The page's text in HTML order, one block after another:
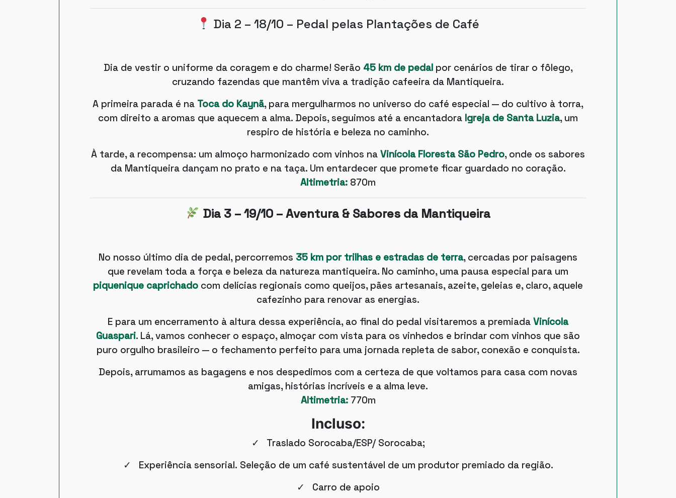
Dia 2 – 18/10 – Pedal pelas Plantações de Café
Dia de vestir o uniforme da coragem e do charme! Serão 45 km de pedalpor cenários de tirar o fôlego,
cruzando fazendas que mantêm viva a tradição cafeeira da Mantiqueira.
A primeira parada é na Toca do Kaynã, para mergulharmos no universo do café especial — do cultivo à torra,
com direito a aromas que aquecem a alma. Depois, seguimos até a encantadora Igreja de Santa Luzia, um
respiro de história e beleza no caminho.
À tarde, a recompensa: um almoço harmonizado com vinhos na Vinícola Floresta São Pedro, onde os sabores
da Mantiqueira dançam no prato e na taça. Um entardecer que promete ficar guardado no coração.
Altimetria: 870m
Dia 3 – 19/10 – Aventura & Sabores da Mantiqueira
No nosso último dia de pedal, percorremos 35 km por trilhas e estradas de terra, cercadas por paisagens
que revelam toda a força e beleza da natureza mantiqueira. No caminho, uma pausa especial para um
piquenique caprichado com delícias regionais como queijos, pães artesanais, azeite, geleias e, claro, aquele
cafezinho para renovar as energias.
E para um encerramento à altura dessa experiência, ao final do pedal visitaremos a premiada Vinícola
Guaspari. Lá, vamos conhecer o espaço, almoçar com vista para os vinhedos e brindar com vinhos que são
puro orgulho brasileiro — o fechamento perfeito para uma jornada repleta de sabor, conexão e conquista.
Depois, arrumamos as bagagens e nos despedimos com a certeza de que voltamos para casa com novas
amigas, histórias incríveis e a alma leve.
Altimetria:770m
Incluso:
✓ Traslado Sorocaba/ESP/ Sorocaba;
✓ Experiência sensorial. Seleção de um café sustentável de um produtor premiado da região.
✓ Carro de apoio